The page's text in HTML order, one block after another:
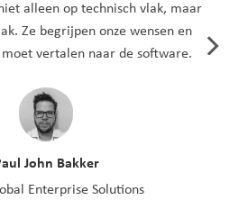
alleen op technisch vlak, maar
Ze begrijpen onze wensen en
vertalen naar de software.
John Bakker
Enterprise Solutions